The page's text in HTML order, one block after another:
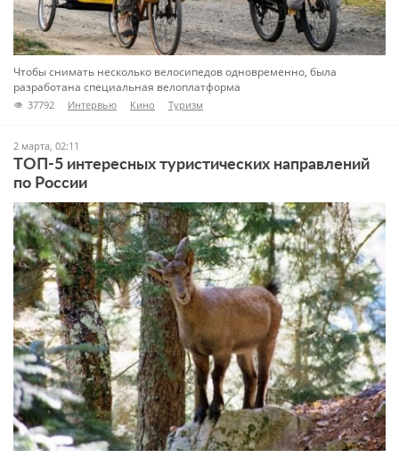
Чтобы снимать несколько велосипедов одновременно, была
разработана специальная велоплатформа
37792 Интервью Кино Туризм
2 марта, 02:11
ТОП-5 интересных туристических направлений
по России